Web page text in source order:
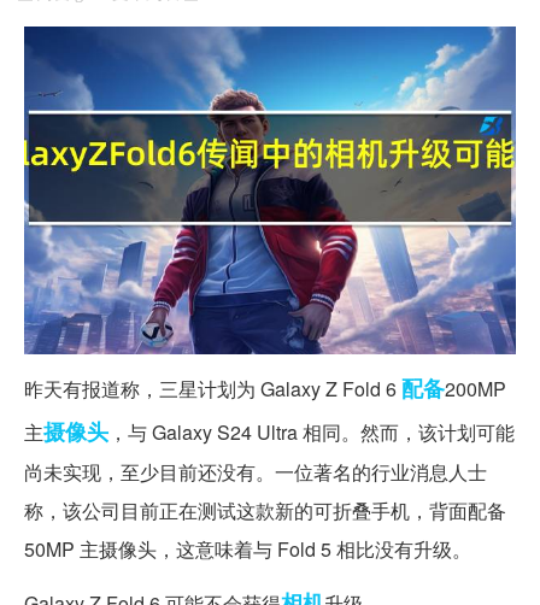
昨天有报道称，三星计划为 Galaxy Z Fold 6配备200MP
主摄像头 ，与 Galaxy S24 Ultra 相同。然而，该计划可能
尚未实现，至少目前还没有。一位著名的行业消息人士
称，该公司目前正在测试这款新的可折叠手机，背面配备
50MP 主摄像头，这意味着与 Fold 5 相比没有升级。